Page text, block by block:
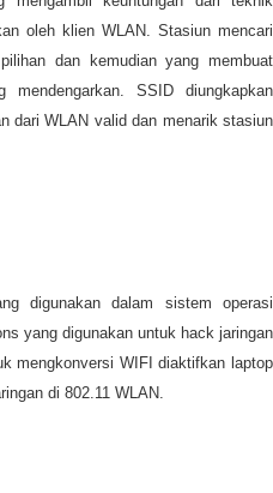
oleh klien WLAN. Stasiun mencari
dan kemudian yang membuat
SSID diungkapkan
dari WLAN valid dan menarik stasiun
digunakan dalam sistem operasi
yang digunakan untuk hack jaringan
mengkonversi WIFI diaktifkan laptop
di 802.11 WLAN.